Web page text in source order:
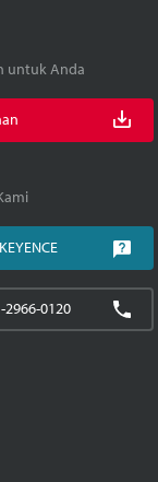
untuk Anda
2966-0120